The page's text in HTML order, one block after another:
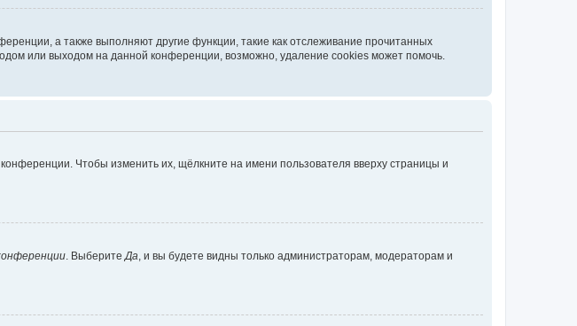
а также выполняют другие функции, такие как отслеживание прочитанных
или выходом на данной конференции, возможно, удаление cookies может помочь.
Чтобы изменить их, щёлкните на имени пользователя вверху страницы и
. Выберите Да , и вы будете видны только администраторам, модераторам и